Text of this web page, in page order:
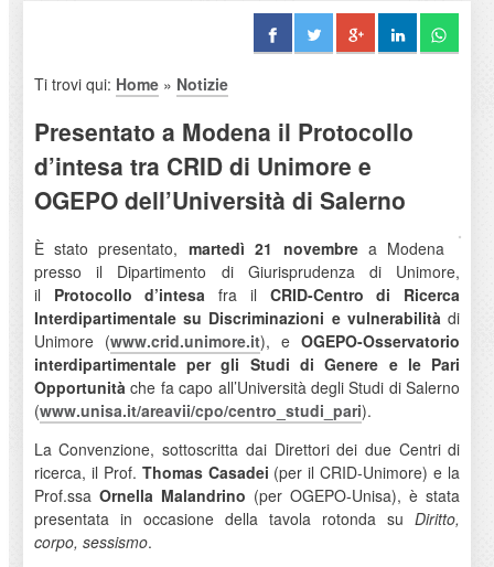
Ti trovi qui: Home» Notizie
Presentato a Modena il Protocollo
d’intesa tra CRID di Unimore e
OGEPO dell’Università di Salerno
È stato presentato, martedì 21 novembrea Modena
presso il Dipartimento di Giurisprudenza di Unimore,
il Protocollo d’intesa fra il CRID-Centro di Ricerca
Interdipartimentale su Discriminazioni e vulnerabilità di
Unimore (www.crid.unimore.it), eOGEPO-Osservatorio
interdipartimentale per gli Studi di Genere e le Pari
Opportunità che fa capo all’Università degli Studi di Salerno
(www.unisa.it/areavii/cpo/centro_studi_pari).
La Convenzione, sottoscritta dai Direttori dei due Centri di
ricerca, il Prof. Thomas Casadei (per il CRID-Unimore) e la
Prof.ssa Ornella Malandrino (per OGEPO-Unisa), è stata
presentata in occasione della tavola rotonda suDiritto,
corpo, sessismo.